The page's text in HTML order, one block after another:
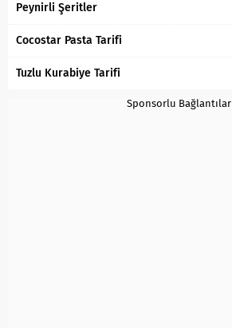
Peynirli Şeritler
Cocostar Pasta Tarifi
Tuzlu Kurabiye Tarifi
Sponsorlu Bağlantılar